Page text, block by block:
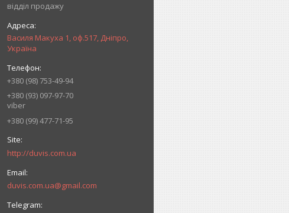
відділ продажу
Василя Макуха 1, оф.517, Дніпро,
Україна
+380 (98) 753-49-94
+380 (93) 097-97-70
viber
+380 (99) 477-71-95
http://duvis.com.ua
duvis.com.ua@gmail.com